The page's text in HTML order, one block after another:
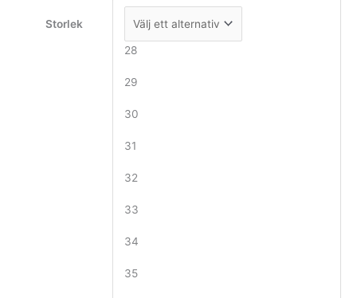
Storlek
28
29
30
31
32
33
34
35